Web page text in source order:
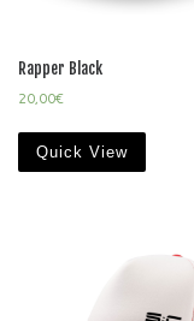
Rapper Black
20,00€
Quick View